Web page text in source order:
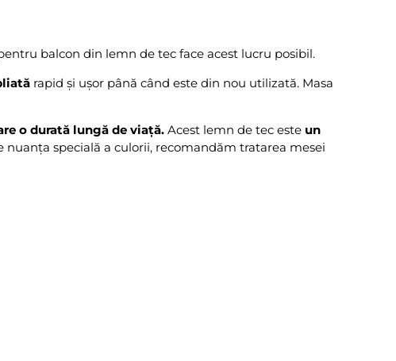
balcon din lemn de tec face acest lucru posibil.
rapid și ușor până când este din nou utilizată. Masa
o durată lungă de viață. Acest lemn de tec este un
nuanța specială a culorii, recomandăm tratarea mesei